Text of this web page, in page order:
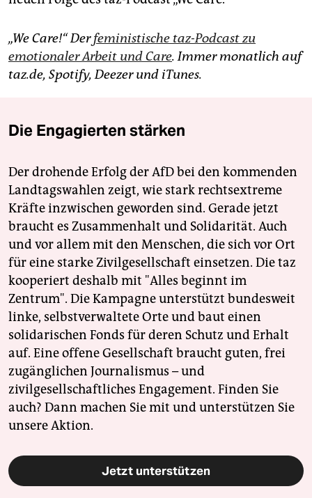
„We Care!“ Derfeministische taz-Podcast zu
emotionaler Arbeit und Care. Immer monatlich auf
taz.de, Spotify, Deezer und iTunes.
Die Engagierten stärken
Der drohende Erfolg der AfD bei den kommenden
Landtagswahlen zeigt, wie stark rechtsextreme
Kräfte inzwischen geworden sind. Gerade jetzt
braucht es Zusammenhalt und Solidarität. Auch
und vor allem mit den Menschen, die sich vor Ort
für eine starke Zivilgesellschaft einsetzen. Die taz
kooperiert deshalb mit "Alles beginnt im
Zentrum". Die Kampagne unterstützt bundesweit
linke, selbstverwaltete Orte und baut einen
solidarischen Fonds für deren Schutz und Erhalt
auf. Eine offene Gesellschaft braucht guten, frei
zugänglichen Journalismus – und
zivilgesellschaftliches Engagement. Finden Sie
auch? Dann machen Sie mit und unterstützen Sie
unsere Aktion.
Jetzt unterstützen